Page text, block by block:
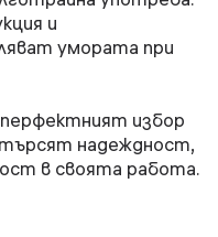
и
умората при
избор
надеждност,
в своята работа.